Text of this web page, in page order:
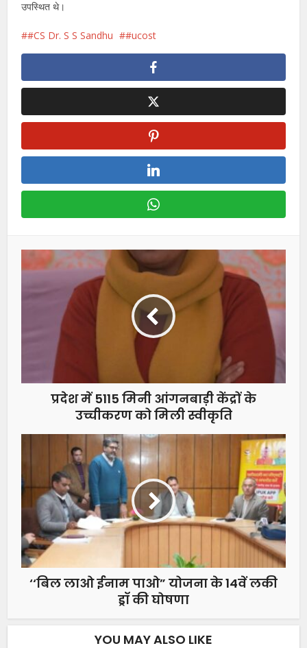
उपस्थित थे।
#CS Dr. S S Sandhu #ucost
प्रदेश में 5115 मिनी आंगनबाड़ी केंद्रों के
उच्चीकरण को मिली स्वीकृति
‘‘बिल लाओ ईनाम पाओ” योजना के 14वें लकी
ड्रॉ की घोषणा
YOU MAY ALSO LIKE